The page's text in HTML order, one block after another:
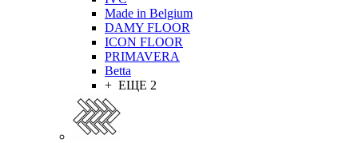
Made in Belgium
DAMY FLOOR
ICON FLOOR
PRIMAVERA
Betta
+ ЕЩЕ 2